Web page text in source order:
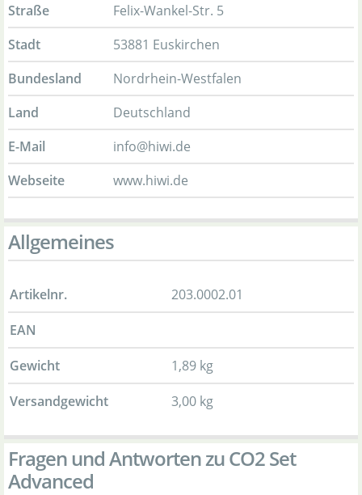
Straße
Felix-Wankel-Str. 5
Stadt
53881 Euskirchen
Bundesland
Nordrhein-Westfalen
Land
Deutschland
E-Mail
info@hiwi.de
Webseite
www.hiwi.de
Allgemeines
Artikelnr.
203.0002.01
EAN
Gewicht
1,89 kg
Versandgewicht
3,00 kg
Fragen und Antworten zu CO2 Set
Advanced